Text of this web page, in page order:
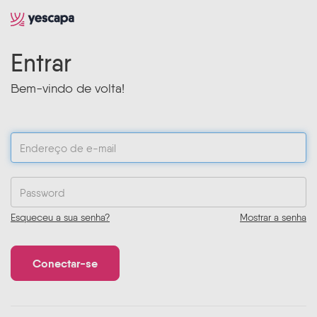
Entrar
Bem-vindo de volta!
Esqueceu a sua senha? Mostrar a senha